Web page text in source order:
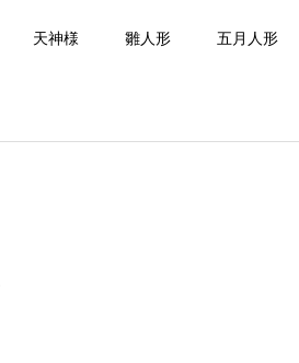
天神様 雛人形 五月人形